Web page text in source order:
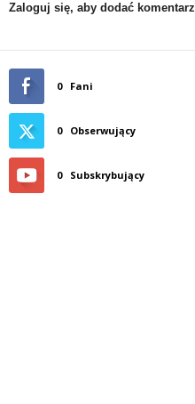
Zaloguj się, aby dodać komentarz
0 Fani
0 Obserwujący
0 Subskrybujący